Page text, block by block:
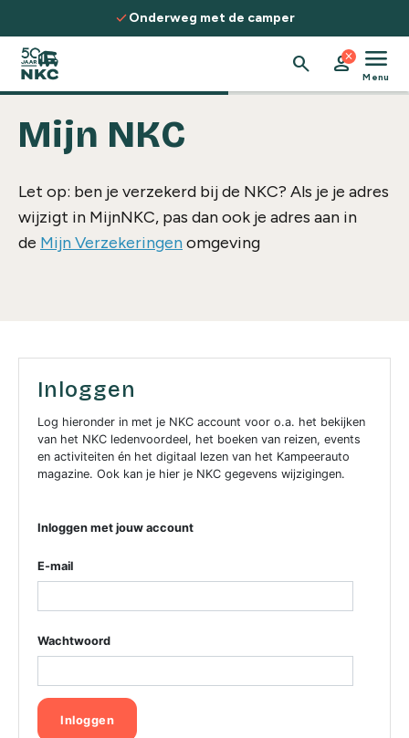
Spring naar de inhoud
checkOnderweg met de camper
search person
close menu
Menu
Mijn NKC
Let op: ben je verzekerd bij de NKC? Als je je adres
wijzigt in MijnNKC, pas dan ook je adres aan in
de Mijn Verzekeringenomgeving
Inloggen
Log hieronder in met je NKC account voor o.a. het bekijken
van het NKC ledenvoordeel, het boeken van reizen, events
en activiteiten én het digitaal lezen van het Kampeerauto
magazine. Ook kan je hier je NKC gegevens wijzigingen.
Inloggen met jouw account
E-mail
Wachtwoord
Inloggen